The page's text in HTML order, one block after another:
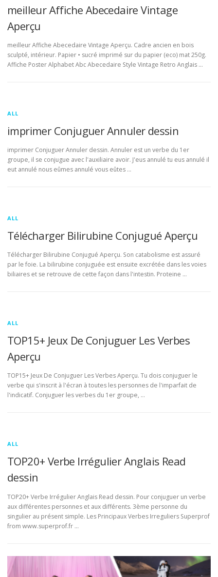
meilleur Affiche Abecedaire Vintage
Aperçu
meilleur Affiche Abecedaire Vintage Aperçu. Cadre ancien en bois
sculpté, intérieur. Papier • sucré imprimé sur du papier (eco) mat 250g.
Affiche Poster Alphabet Abc Abecedaire Style Vintage Retro Anglais …
ALL
imprimer Conjuguer Annuler dessin
imprimer Conjuguer Annuler dessin. Annuler est un verbe du 1er
groupe, il se conjugue avec l'auxiliaire avoir. J'eus annulé tu eus annulé il
eut annulé nous eûmes annulé vous eûtes …
ALL
Télécharger Bilirubine Conjugué Aperçu
Télécharger Bilirubine Conjugué Aperçu. Son catabolisme est assuré
par le foie. La bilirubine conjuguée est ensuite excrétée dans les voies
biliaires et se retrouve de cette façon dans l'intestin. Proteine …
ALL
TOP15+ Jeux De Conjuguer Les Verbes
Aperçu
TOP15+ Jeux De Conjuguer Les Verbes Aperçu. Tu dois conjuguer le
verbe qui s'inscrit à l'écran à toutes les personnes de l'imparfait de
l'indicatif. Conjuguer les verbes du 1er groupe, …
ALL
TOP20+ Verbe Irrégulier Anglais Read
dessin
TOP20+ Verbe Irrégulier Anglais Read dessin. Pour conjuguer un verbe
aux différentes personnes et aux différents. 3ème personne du
singulier au présent simple. Les Principaux Verbes Irreguliers Superprof
from www.superprof.fr …